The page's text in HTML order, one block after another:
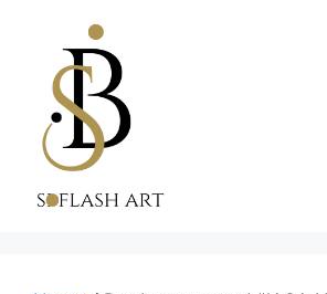
content